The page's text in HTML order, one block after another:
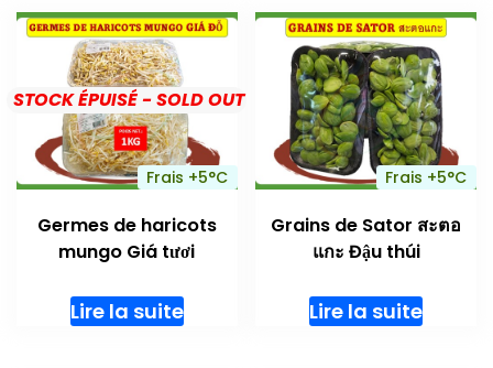
STOCK ÉPUISÉ - SOLD OUT
Frais +5°C
Germes de haricots
mungo Giá tươi
Lire la suite
Frais +5°C
Grains de Sator สะตอ
แกะ Đậu thúi
Lire la suite